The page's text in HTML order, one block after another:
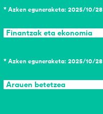
* Azken eguneraketa: 2025/10/28
Finantzak eta ekonomia
* Azken eguneraketa: 2025/10/28
Arauen betetzea